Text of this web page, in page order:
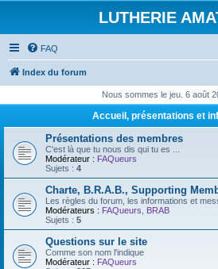
LUTHERIE
FAQ
Index du forum
Nous sommes le jeu. 6 août
Accueil, présentations et
Présentations des membres
C'est là que tu nous dis qui tu es ...
Modérateur : FAQueurs
Sujets : 4
Charte, B.R.A.B., Supporting
Les règles du forum, les informations et
Modérateurs : FAQueurs
BRAB
Sujets : 5
Questions sur le site
Comme son nom l'indique
Modérateur : FAQueurs